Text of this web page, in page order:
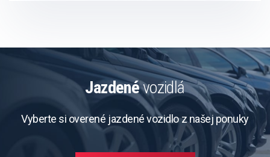
Jazdenévozidlá
Vyberte si overené jazdené vozidlo z našej ponuky